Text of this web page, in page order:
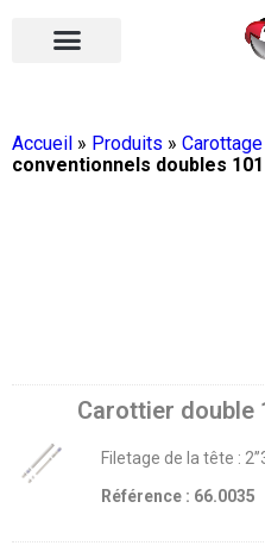
Accueil » Produits »
conventionnels doubles
Carottier double
Filetage de la tête :
Référence : 66.0035